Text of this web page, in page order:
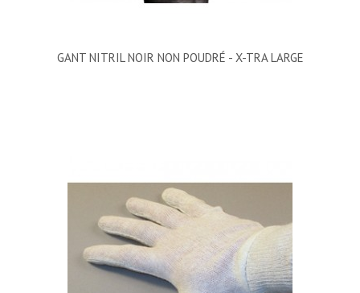
GANT NITRIL NOIR NON POUDRÉ - X-TRA LARGE